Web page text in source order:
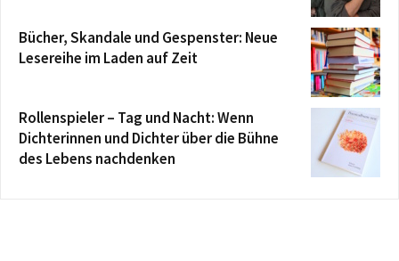
Bücher, Skandale und Gespenster: Neue
Lesereihe im Laden auf Zeit
Rollenspieler – Tag und Nacht: Wenn
Dichterinnen und Dichter über die Bühne
des Lebens nachdenken